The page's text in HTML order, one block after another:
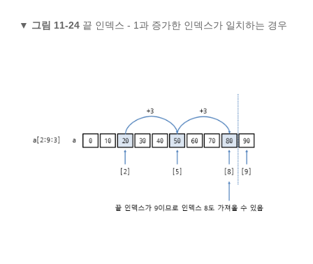
▼ 그림 11-24끝 인덱스 - 1과 증가한 인덱스가 일치하는 경우